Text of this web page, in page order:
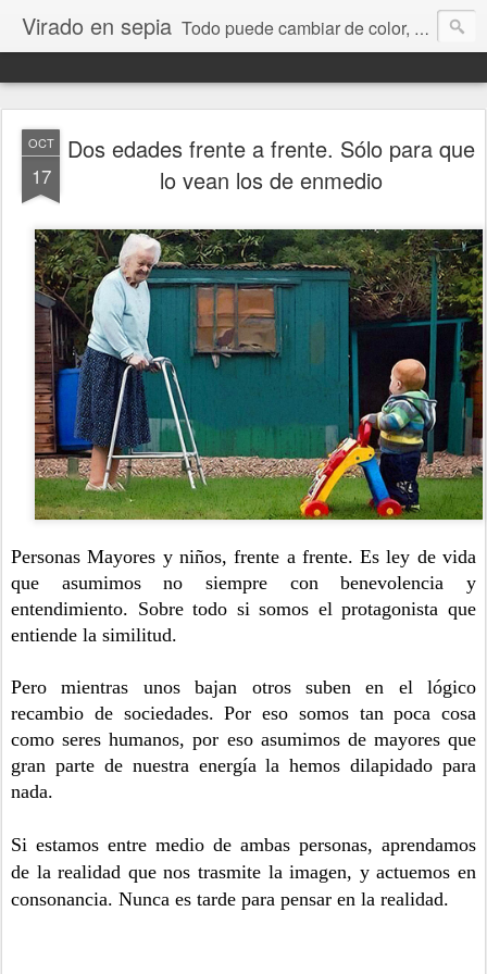
Virado en sepia Todo puede cambiar de color, depende de nosotros y de nuestra capacidad para aprender a mirar. Hablamos de sociedad, economía, empresa, política, RRHH, formación. De Historia reciente, de educación y de temas sociales.
OCT
17
Dos edades frente a frente. Sólo para que
lo vean los de enmedio
Personas Mayores y niños, frente a frente. Es ley de vida
que asumimos no siempre con benevolencia y
entendimiento. Sobre todo si somos el protagonista que
entiende la similitud.
Pero mientras unos bajan otros suben en el lógico
recambio de sociedades. Por eso somos tan poca cosa
como seres humanos, por eso asumimos de mayores que
gran parte de nuestra energía la hemos dilapidado para
nada.
Si estamos entre medio de ambas personas, aprendamos
de la realidad que nos trasmite la imagen, y actuemos en
consonancia. Nunca es tarde para pensar en la realidad.